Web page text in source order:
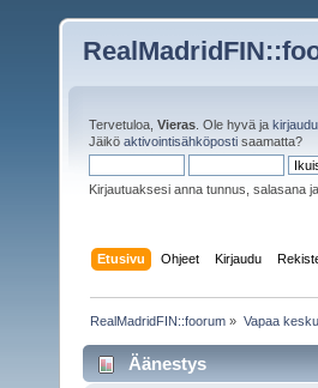
Tervetuloa, Vieras . Ole hyvä ja kirjaudu
Jäikö aktivointisähköposti saamatta?
Kirjautuaksesi anna tunnus, salasana
Etusivu Ohjeet Kirjaudu
RealMadridFIN::foorum » Vapaa
Äänestys